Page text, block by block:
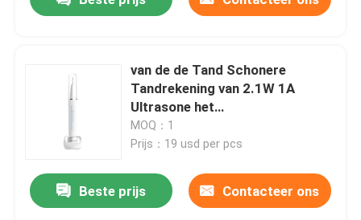
van de de Tand Schonere
Tandrekening van 2.1W 1A
Ultrasone het
Vlekkenmiddelenoem ODM
MOQ：1
Prijs：19 usd per pcs
Beste prijs Contacteer ons